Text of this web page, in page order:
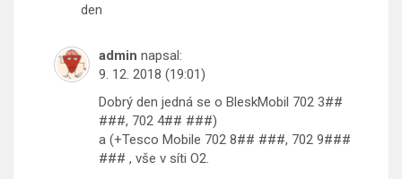
den
admin napsal:
9. 12. 2018 (19:01)
Dobrý den jedná se o BleskMobil 702 3##
###, 702 4## ###)
a (+Tesco Mobile 702 8## ###, 702 9###
### , vše v síti O2.